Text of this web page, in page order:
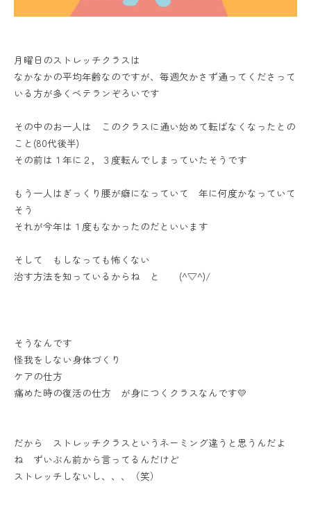
月曜日のストレッチクラスは
なかなかの平均年齢なのですが、毎週欠かさず通ってくださって
いる方が多くベテランぞろいです
その中のお一人は このクラスに通い始めて転ばなくなったとの
こと(80代後半)
その前は１年に２，３度転んでしまっていたそうです
もう一人はぎっくり腰が癖になっていて 年に何度かなっていて
そう
それが今年は１度もなかったのだといいます
そして もしなっても怖くない
治す方法を知っているからね と (^▽^)/
そうなんです
怪我をしない身体づくり
ケアの仕方
痛めた時の復活の仕方 が身につくクラスなんです💛
だから ストレッチクラスというネーミング違うと思うんだよ
ね ずいぶん前から言ってるんだけど
ストレッチしないし、、、（笑）